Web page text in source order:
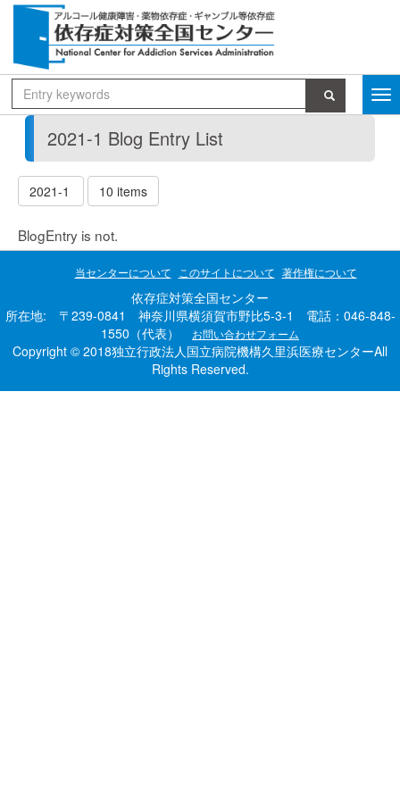
2021-1 Blog Entry List
2021-1 10 items
BlogEntry is not.
当センターについて このサイトについて 著作権について
依存症対策全国センター
所在地: 〒239-0841 神奈川県横須賀市野比5-3-1 電話：046-848-
1550（代表）
お問い合わせフォーム
Copyright © 2018独立行政法人国立病院機構久里浜医療センターAll
Rights Reserved.